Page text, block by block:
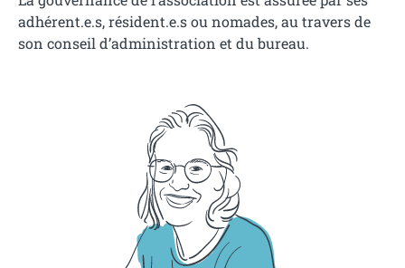
adhérent.e.s, résident.e.s ou nomades, au travers de
son conseil d’administration et du bureau.